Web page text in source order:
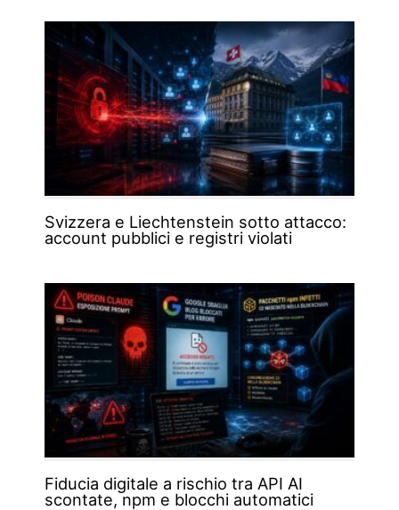
Svizzera e Liechtenstein sotto attacco:
account pubblici e registri violati
Fiducia digitale a rischio tra API AI
scontate, npm e blocchi automatici